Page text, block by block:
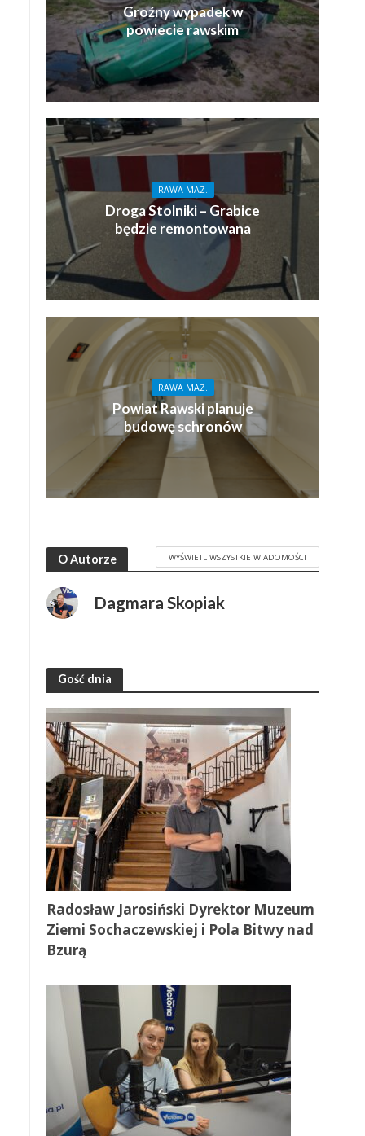
Groźny wypadek w
powiecie rawskim
RAWA MAZ.
Droga Stolniki – Grabice
będzie remontowana
RAWA MAZ.
Powiat Rawski planuje
budowę schronów
O Autorze WYŚWIETL WSZYSTKIE WIADOMOŚCI
Dagmara Skopiak
Gość dnia
Radosław Jarosiński Dyrektor Muzeum
Ziemi Sochaczewskiej i Pola Bitwy nad
Bzurą